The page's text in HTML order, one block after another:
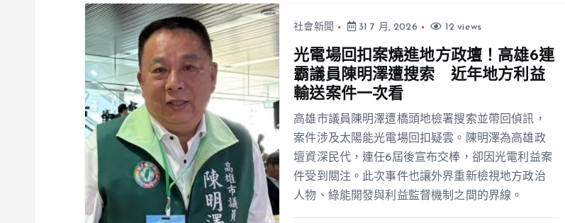
社會新聞 31 7 月, 2026 12 views
光電場回扣案燒進地方政壇！高雄6連
霸議員陳明澤遭搜索 近年地方利益
輸送案件一次看
高雄市議員陳明澤遭橋頭地檢署搜索並帶回偵訊，
案件涉及太陽能光電場回扣疑雲。陳明澤為高雄政
壇資深民代，連任6屆後宣布交棒，卻因光電利益案
件受到關注。此次事件也讓外界重新檢視地方政治
人物、綠能開發與利益監督機制之間的界線。